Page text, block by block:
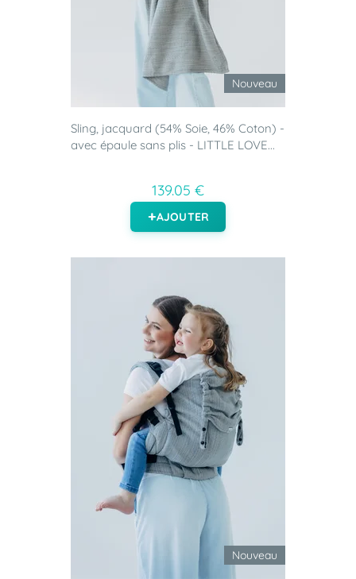
Nouveau
Sling, jacquard (54% Soie, 46% Coton) -
avec épaule sans plis - LITTLE LOVE...
139.05 €
AJOUTER
Nouveau